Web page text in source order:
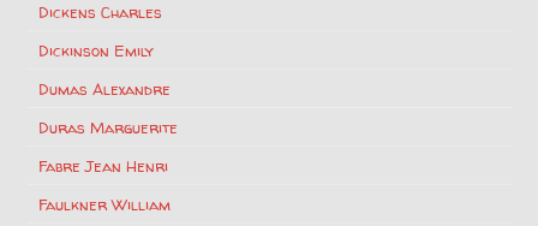
Dickens Charles
Dickinson Emily
Dumas Alexandre
Duras Marguerite
Fabre Jean Henri
Faulkner William